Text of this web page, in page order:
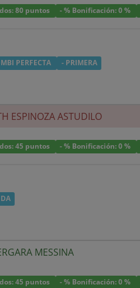
80 puntos - % Bonificación: 0 %
PERFECTA - PRIMERA
ESPINOZA ASTUDILO
45 puntos - % Bonificación: 0 %
MESSINA
45 puntos - % Bonificación: 0 %